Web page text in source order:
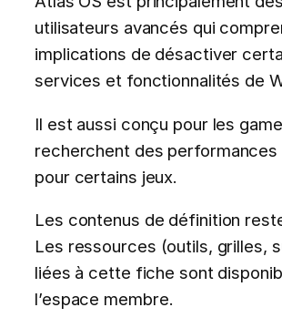
utilisateurs avancés qui
implications de désactiver
services et fonctionnalités de
Il est aussi conçu pour les
recherchent des performances
pour certains jeux.
Les contenus de définition
Les ressources (outils, grilles,
liées à cette fiche sont
l’espace membre.